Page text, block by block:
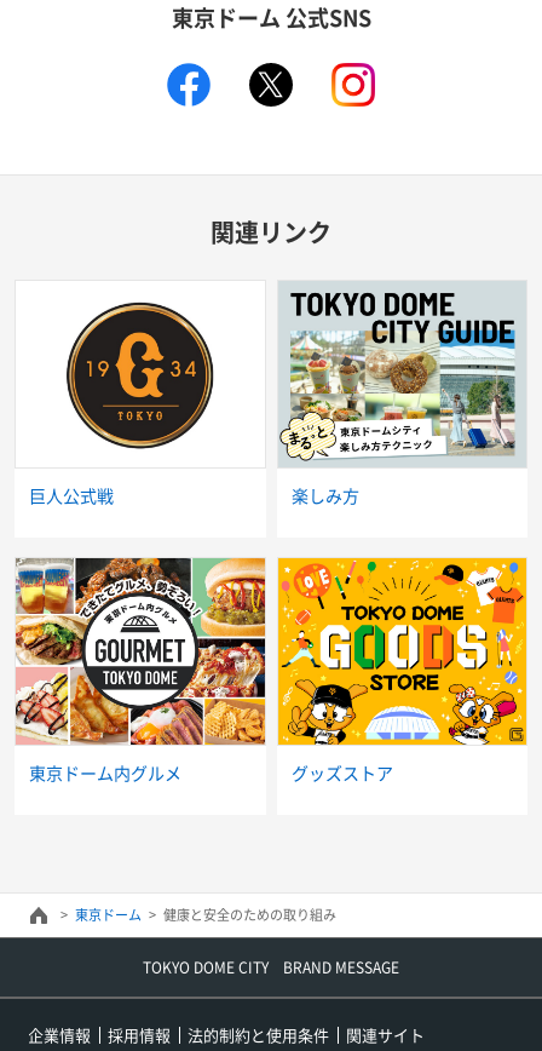
東京ドーム 公式SNS
facebook
関連リンク
巨人公式戦 楽しみ方
東京ドーム内グルメ グッズストア
東京ドーム 健康と安全のための取り組み
TOKYO DOME CITY BRAND MESSAGE
企業情報 採用情報 法的制約と使用条件 関連サイト